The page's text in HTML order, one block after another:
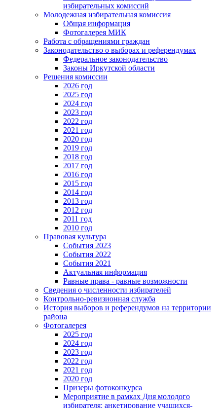
избирательных комиссий
Молодежная избирательная комиссия
Общая информация
Фотогалерея МИК
Работа с обращениями граждан
Законодательство о выборах и референдумах
Федеральное законодательство
Законы Иркутской области
Решения комиссии
2026 год
2025 год
2024 год
2023 год
2022 год
2021 год
2020 год
2019 год
2018 год
2017 год
2016 год
2015 год
2014 год
2013 год
2012 год
2011 год
2010 год
Правовая культура
События 2023
События 2022
События 2021
Актуальная информация
Равные права - равные возможности
Сведения о численности избирателей
Контрольно-ревизионная служба
История выборов и референдумов на территории
района
Фотогалерея
2025 год
2024 год
2023 год
2022 год
2021 год
2020 год
Призеры фотоконкурса
Мероприятие в рамках Дня молодого
избирателя: анкетирование учащихся-